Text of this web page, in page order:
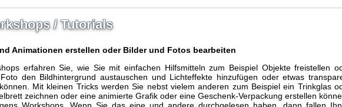
/ Tutorials
Animationen erstellen oder Bilder und Fotos bearbeiten
erfahren Sie, wie Sie mit einfachen Hilfsmitteln zum Beispiel Objekte freistellen
den Bildhintergrund austauschen und Lichteffekte hinzufügen oder etwas
Mit kleinen Tricks werden Sie nebst vielem anderen zum Beispiel ein Trinkglas
zeichnen oder eine animierte Grafik oder eine Geschenk-Verpackung erstellen